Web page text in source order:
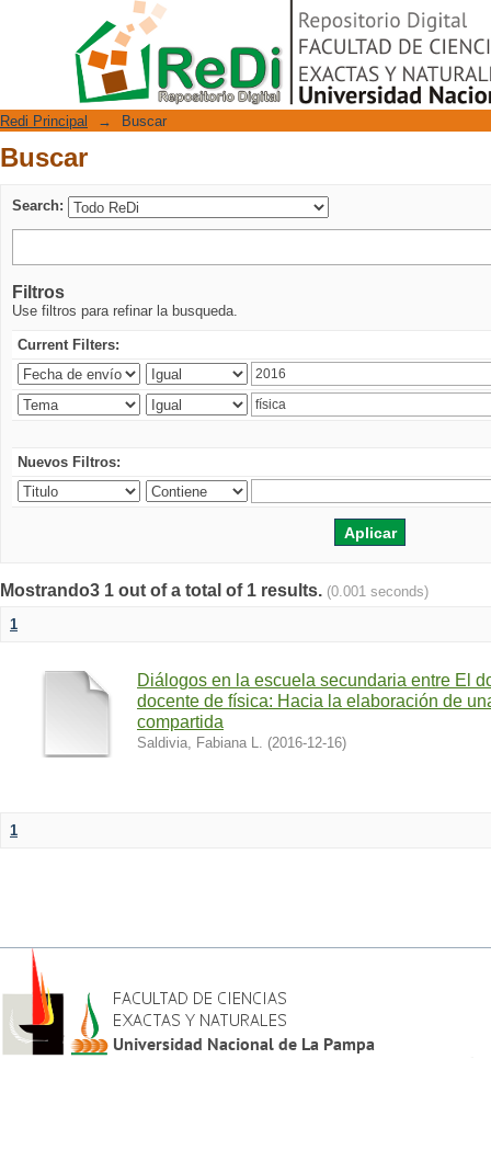
Repositorio Digital
Redi Principal → Buscar
Buscar
Search:
Filtros
Use filtros para refinar la busqueda.
Current Filters:
Nuevos Filtros:
Mostrando3 1 out of a total of 1 results. (0.001 seconds)
1
Diálogos en la escuela secundaria entre El
docente de física: Hacia la elaboración de
compartida
Saldivia, Fabiana L. (2016-12-16)
1